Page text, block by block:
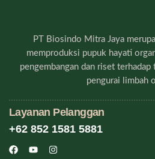
PT Biosindo Mitra Jaya
memproduksi pupuk hayati
pengembangan dan riset
pengurai limbah
Layanan Pelanggan
+62 852 1581 5881